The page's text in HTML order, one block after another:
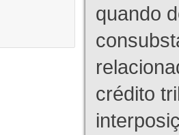
quando
crédito